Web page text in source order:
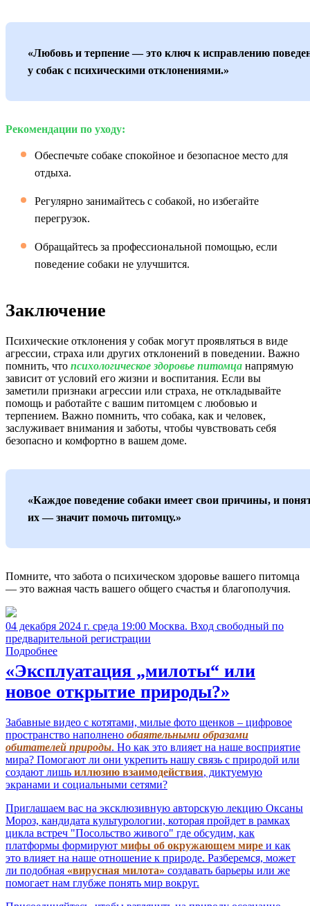
«Любовь и терпение — это ключ к исправлению
у собак с психическими отклонениями.»
Рекомендации по уходу:
Обеспечьте собаке спокойное и безопасное место для
отдыха.
Регулярно занимайтесь с собакой, но избегайте
перегрузок.
Обращайтесь за профессиональной помощью, если
поведение собаки не улучшится.
Заключение
Психические отклонения у собак могут проявляться в виде
агрессии, страха или других отклонений в поведении. Важно
помнить, что психологическое здоровье питомца напрямую
зависит от условий его жизни и воспитания. Если вы
заметили признаки агрессии или страха, не откладывайте
помощь и работайте с вашим питомцем с любовью и
терпением. Важно помнить, что собака, как и человек,
заслуживает внимания и заботы, чтобы чувствовать себя
безопасно и комфортно в вашем доме.
«Каждое поведение собаки имеет свои причины, и
их — значит помочь питомцу.»
Помните, что забота о психическом здоровье вашего питомца
— это важная часть вашего общего счастья и благополучия.
04 декабря 2024 г. среда 19:00 Москва. Вход свободный по
предварительной регистрации
Подробнее
«Эксплуатация „милоты“ или
новое открытие природы?»
Забавные видео с котятами, милые фото щенков – цифровое
пространство наполнено обаятельными образами
обитателей природы. Но как это влияет на наше восприятие
мира? Помогают ли они укрепить нашу связь с природой или
создают лишь иллюзию взаимодействия, диктуемую
экранами и социальными сетями?
Приглашаем вас на эксклюзивную авторскую лекцию Оксаны
Мороз, кандидата культурологии, которая пройдет в рамках
цикла встреч "Посольство живого" где обсудим, как
платформы формируют мифы об окружающем мире и как
это влияет на наше отношение к природе. Разберемся, может
ли подобная «вирусная милота» создавать барьеры или же
помогает нам глубже понять мир вокруг.